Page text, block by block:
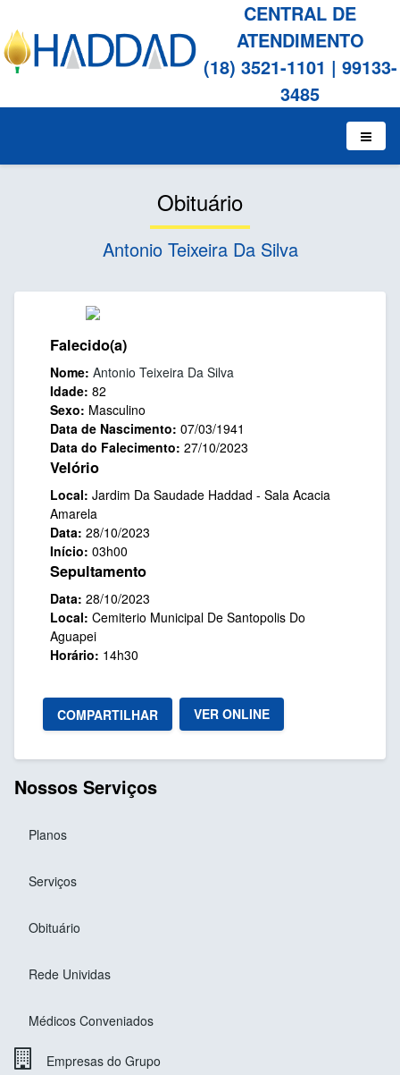
CENTRAL DE
ATENDIMENTO
(18) 3521-1101 | 99133-
3485
Obituário
Antonio Teixeira Da Silva
Falecido(a)
Nome: Antonio Teixeira Da Silva
Idade: 82
Sexo: Masculino
Data de Nascimento: 07/03/1941
Data do Falecimento: 27/10/2023
Velório
Local: Jardim Da Saudade Haddad - Sala Acacia
Amarela
Data: 28/10/2023
Início: 03h00
Sepultamento
Data: 28/10/2023
Local: Cemiterio Municipal De Santopolis Do
Aguapei
Horário: 14h30
COMPARTILHAR VER ONLINE
Nossos Serviços
Planos
Serviços
Obituário
Rede Unividas
Médicos Conveniados
Empresas do Grupo